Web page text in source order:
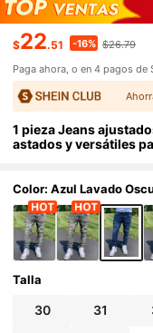
$22.51 -16% $26.79
Paga ahora, o en 4 pagos de
1 pieza Jeans
astados y versátiles
egalo para esposo/
Color: Azul Lavado
Talla
30 31